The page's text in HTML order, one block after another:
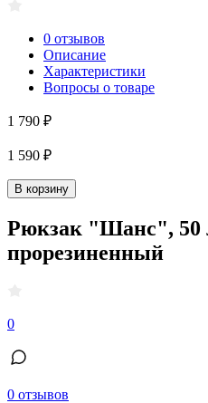
0 отзывов
Описание
Характеристики
Вопросы о товаре
1 790 ₽
1 590 ₽
В корзину
Рюкзак "Шанс", 50
прорезиненный
0
0 отзывов